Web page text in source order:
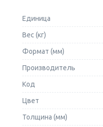
Единица
Вес (кг)
Формат (мм)
Производитель
Код
Цвет
Толщина (мм)